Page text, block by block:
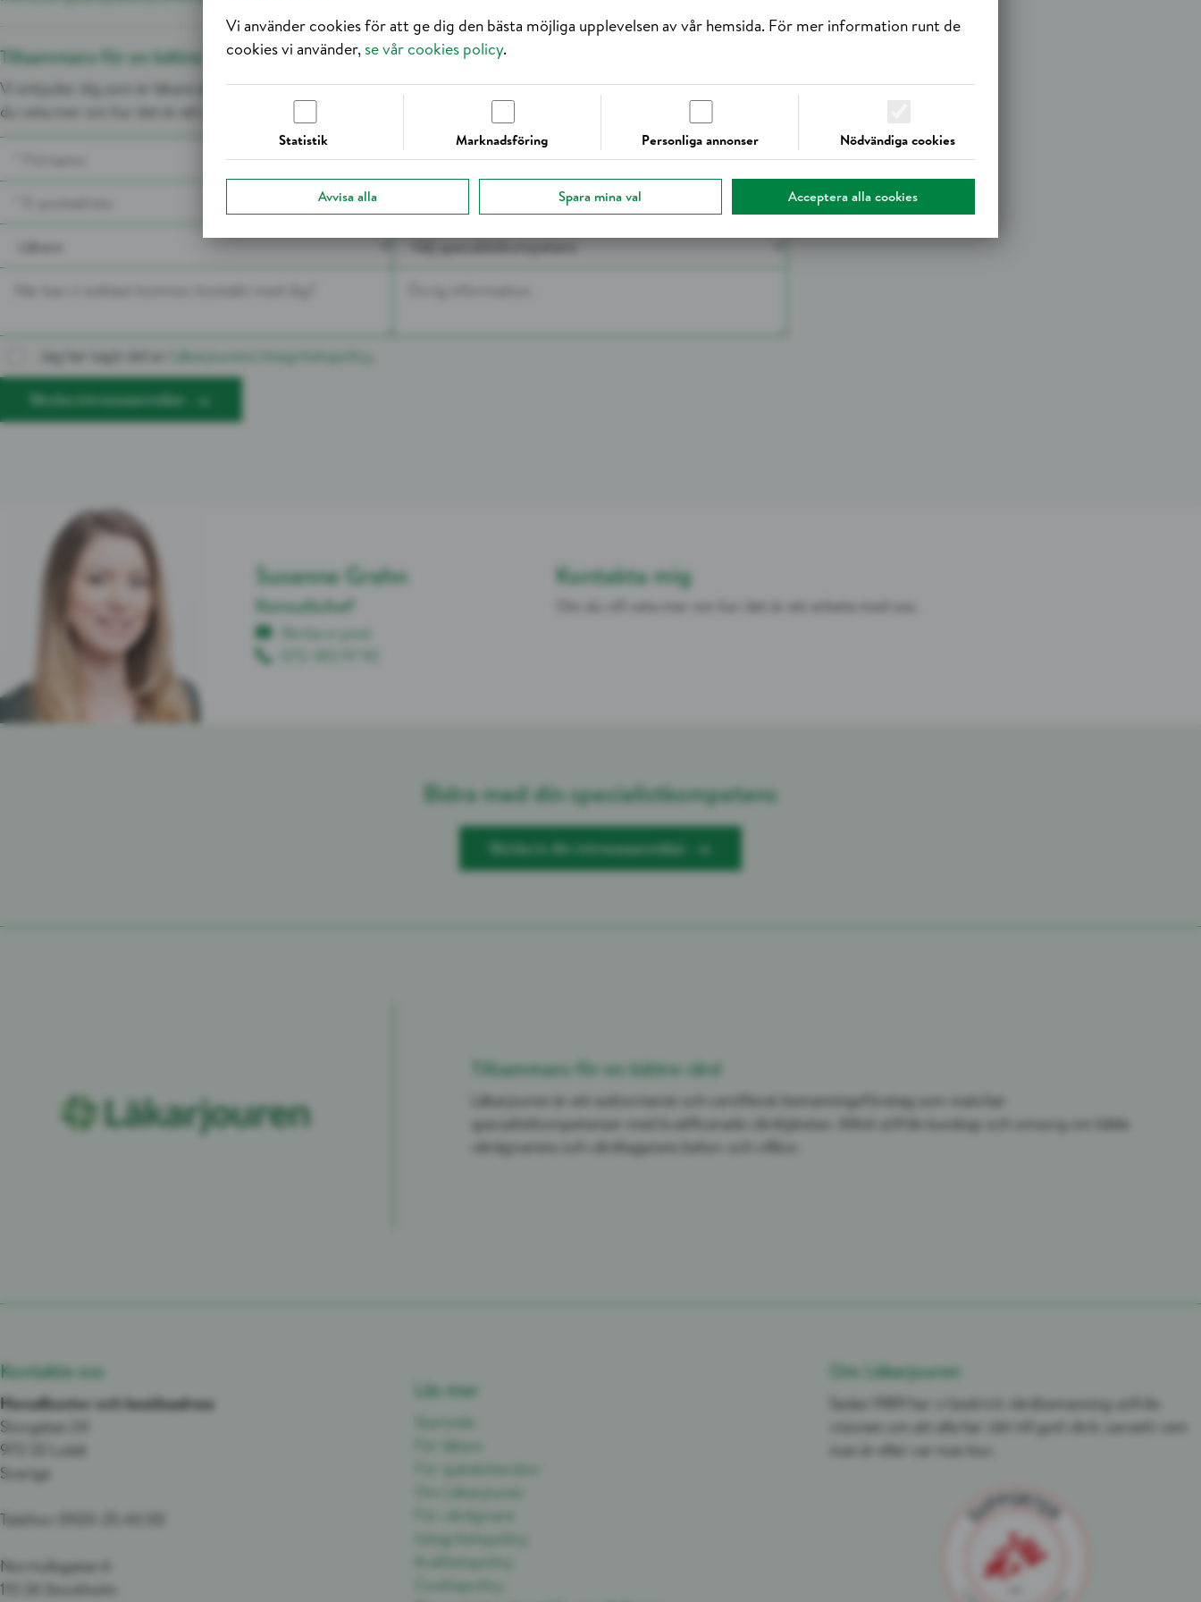
Tillsammans för en bättre vård
Vi erbjuder dig som är läkare eller sjuksköterska en trygg anställning och har uppdrag i hela Sverige och Norge. Vill
du veta mer om hur det är att arbeta tillsammans med oss? Fyll i dina uppgifter nedan så hör vi av oss inom kort.
Jag har tagit del av
Läkarjourens Integritetspolicy.
Skicka intresseanmälan
Susanne Grahn
Konsultchef
Skicka e-post
Kontakta mig
Om du vill veta mer om hur det är att arbeta med oss.
Bidra med din specialistkompetens
Skicka in din intresseanmälan
Tillsammans för en bättre vård
Läkarjouren är ett auktoriserat och certifierat bemanningsföretag som matchar
specialistkompetenser med kvalificerade vårdtjänster. Alltid utifrån kunskap och omsorg om både
vårdgivarens och vårdtagarens behov och villkor.
Kontakta oss
Huvudkontor och besöksadress
Storgatan 24
972 32 Luleå
Sverige
Telefon: 0920-25 43 00
Norrtullsgatan 6
113 26 Stockholm
Läs mer
Startsida
För läkare
För sjuksköterskor
Om Läkarjouren
För vårdgivare
Integritetspolicy
Kvalitetspolicy
Cookiepolicy
Om Läkarjouren
Sedan 1989 har vi bedrivit vårdbemanning utifrån
visionen om att alla har rätt till god vård, oavsett vem
man är eller var man bor.
Vi använder cookies för att ge dig den bästa möjliga upplevelsen av vår hemsida. För mer information runt de
cookies vi använder, se vår cookies policy.
Statistik Marknadsföring Personliga annonser Nödvändiga cookies
Avvisa alla Spara mina val Acceptera alla cookies